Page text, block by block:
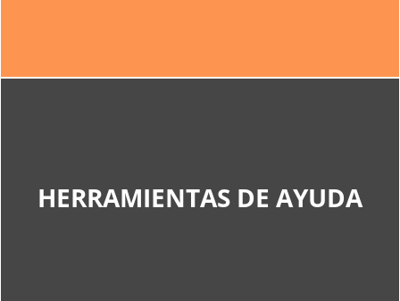
HERRAMIENTAS DE AYUDA
DOCUMENTACION .